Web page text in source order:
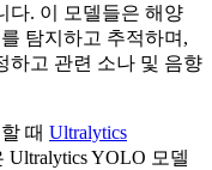
다. 이 모델들은 해양
탐지하고 추적하며,
하고 관련 소나 및 음향
때 Ultralytics
Ultralytics YOLO 모델